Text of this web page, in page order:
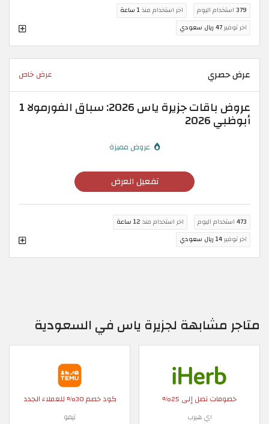
379 استخدام اليوم اخر استخدام منذ1 ساعة
اخر توفير47 ريال سعودي
عرض حصري عرض خاص
عروض باقات جزيرة ياس 2026: سباق الفورمولا 1
أبوظبي 2026
عروض مميزة
تفعيل العرض
473 استخدام اليوم اخر استخدام منذ 12 ساعة
اخر توفير14 ريال سعودي
متاجر مشابهة لجزيرة ياس في السعودية
خصومات تصل إلى 25%
اي هيرب
كود خصم 30% للعملاء الجدد
تيمو